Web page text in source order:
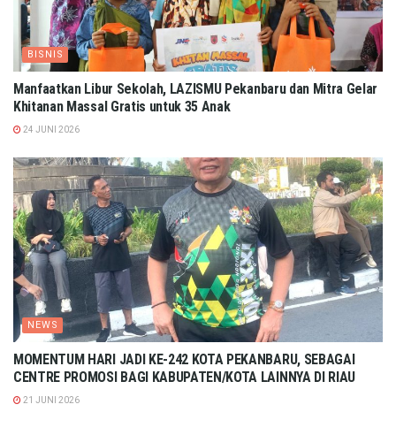
BISNIS
Manfaatkan Libur Sekolah, LAZISMU Pekanbaru dan Mitra Gelar
Khitanan Massal Gratis untuk 35 Anak
24 JUNI 2026
NEWS
MOMENTUM HARI JADI KE-242 KOTA PEKANBARU, SEBAGAI
CENTRE PROMOSI BAGI KABUPATEN/KOTA LAINNYA DI RIAU
21 JUNI 2026